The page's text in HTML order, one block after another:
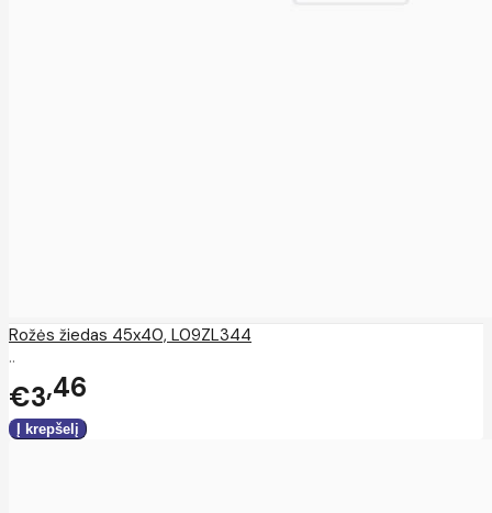
Rožės žiedas 45x40, L09ZL344
..
€3 46